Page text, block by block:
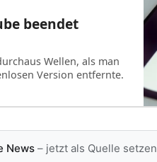
beendet
Wellen, als man
Version entfernte.
News– jetzt als Quelle setzen